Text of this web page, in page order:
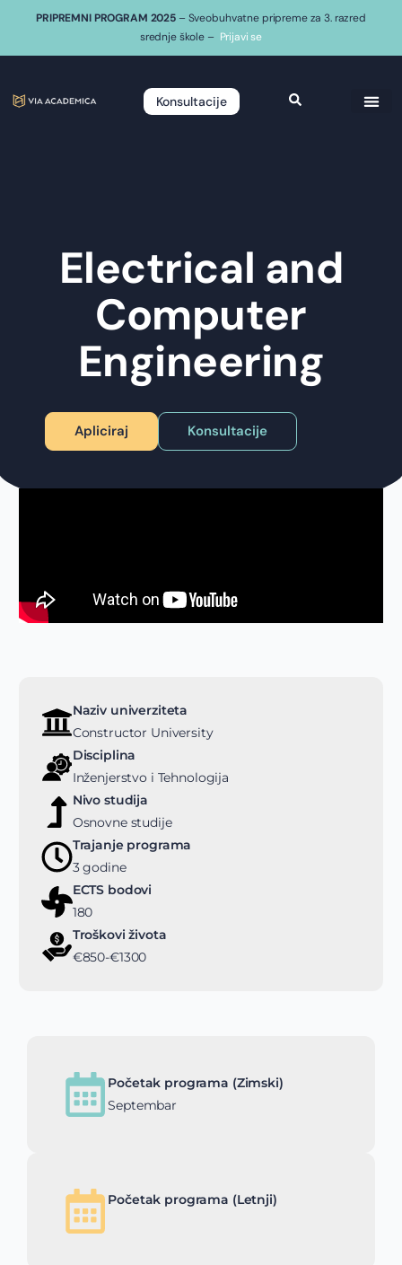
PRIPREMNI PROGRAM 2025 – Sveobuhvatne pripreme za 3. razred
srednje škole – Prijavi se
Konsultacije
Electrical and
Computer
Engineering
Apliciraj Konsultacije
Naziv univerziteta
Constructor University
Disciplina
Inženjerstvo i Tehnologija
Nivo studija
Osnovne studije
Trajanje programa
3 godine
ECTS bodovi
180
Troškovi života
€850-€1300
Početak programa (Zimski)
Septembar
Početak programa (Letnji)